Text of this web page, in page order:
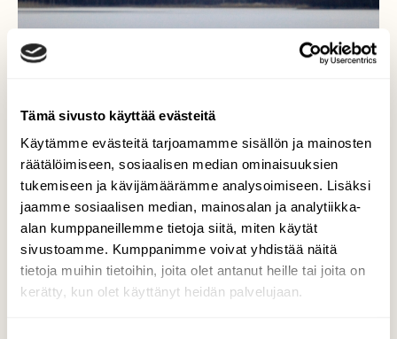
Tämä sivusto käyttää evästeitä
Käytämme evästeitä tarjoamamme sisällön ja mainosten
räätälöimiseen, sosiaalisen median ominaisuuksien
tukemiseen ja kävijämäärämme analysoimiseen. Lisäksi
jaamme sosiaalisen median, mainosalan ja analytiikka-
alan kumppaneillemme tietoja siitä, miten käytät
sivustoamme. Kumppanimme voivat yhdistää näitä
tietoja muihin tietoihin, joita olet antanut heille tai joita on
kerätty, kun olet käyttänyt heidän palvelujaan.
Nuoret laulujoutsenet.
Joutsenet kuvattu joulukuun hämäränä
iltapäivänä.